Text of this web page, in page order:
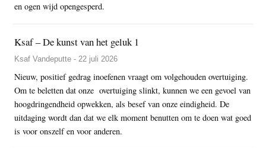
en ogen wijd opengesperd.
Ksaf – De kunst van het geluk 1
Ksaf Vandeputte - 22 juli 2026
Nieuw, positief gedrag inoefenen vraagt om volgehouden overtuiging.
Om te beletten dat onze overtuiging slinkt, kunnen we een gevoel van
hoogdringendheid opwekken, als besef van onze eindigheid. De
uitdaging wordt dan dat we elk moment benutten om te doen wat goed
is voor onszelf en voor anderen.